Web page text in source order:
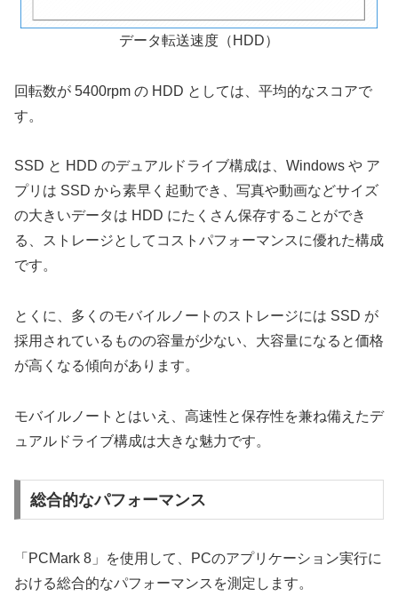
データ転送速度（HDD）
回転数が 5400rpm の HDD としては、平均的なスコアで
す。
SSD と HDD のデュアルドライブ構成は、Windows や ア
プリは SSD から素早く起動でき、写真や動画などサイズ
の大きいデータは HDD にたくさん保存することができ
る、ストレージとしてコストパフォーマンスに優れた構成
です。
とくに、多くのモバイルノートのストレージには SSD が
採用されているものの容量が少ない、大容量になると価格
が高くなる傾向があります。
モバイルノートとはいえ、高速性と保存性を兼ね備えたデ
ュアルドライブ構成は大きな魅力です。
総合的なパフォーマンス
「PCMark 8」を使用して、PCのアプリケーション実行に
おける総合的なパフォーマンスを測定します。